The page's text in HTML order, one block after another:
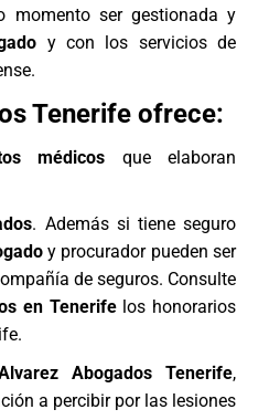
momento ser gestionada y
y con los servicios de
Tenerife ofrece:
médicos que elaboran
. Además si tiene seguro
y procurador pueden ser
de seguros. Consulte
en Tenerifelos honorarios
.
Abogados Tenerife,
a percibir por las lesiones